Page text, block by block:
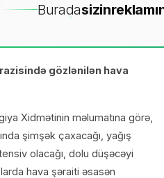
Buradasizin
gözlənilən hava
Xidmətinin məlumatına görə,
şimşək çaxacağı, yağış
olacağı, dolu düşəcəyi
hava şəraiti əsasən